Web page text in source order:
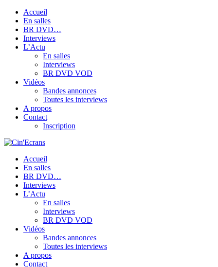
Accueil
En salles
BR DVD…
Interviews
L’Actu
En salles
Interviews
BR DVD VOD
Vidéos
Bandes annonces
Toutes les interviews
A propos
Contact
Inscription
Accueil
En salles
BR DVD…
Interviews
L’Actu
En salles
Interviews
BR DVD VOD
Vidéos
Bandes annonces
Toutes les interviews
A propos
Contact